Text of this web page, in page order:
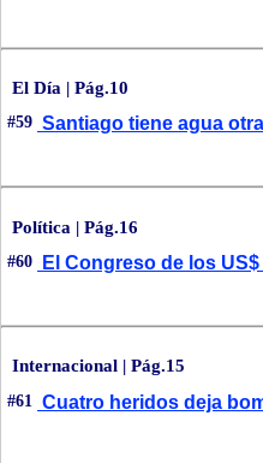
El Día | Pág.10
#59 Santiago tiene agua
Política | Pág.16
#60 El Congreso de los US$
Internacional | Pág.15
#61 Cuatro heridos deja